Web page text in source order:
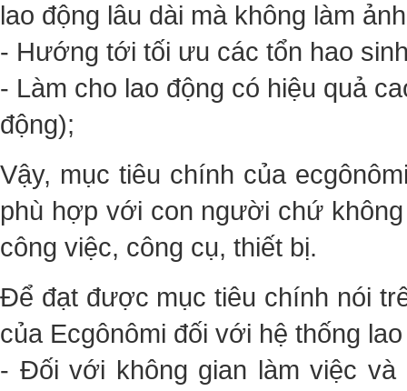
lao động lâu dài mà không làm
- Hướng tới tối ưu các tổn hao
- Làm cho lao động có hiệu quả
động);
Vậy, mục tiêu chính của
phù hợp với con người chứ
công việc, công cụ, thiết bị.
Để đạt được mục tiêu chính nói
của Ecgônômi đối với hệ thống
- Đối với không gian làm việc và